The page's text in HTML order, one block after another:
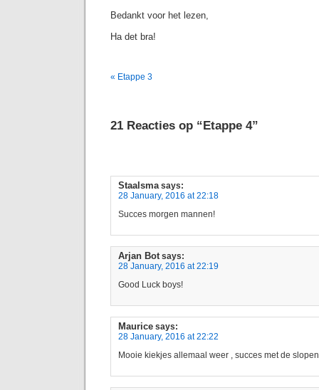
Bedankt voor het lezen,
Ha det bra!
« Etappe 3
21 Reacties op “Etappe 4”
Staalsma says:
28 January, 2016 at 22:18
Succes morgen mannen!
Arjan Bot says:
28 January, 2016 at 22:19
Good Luck boys!
Maurice says:
28 January, 2016 at 22:22
Mooie kiekjes allemaal weer , succes met de